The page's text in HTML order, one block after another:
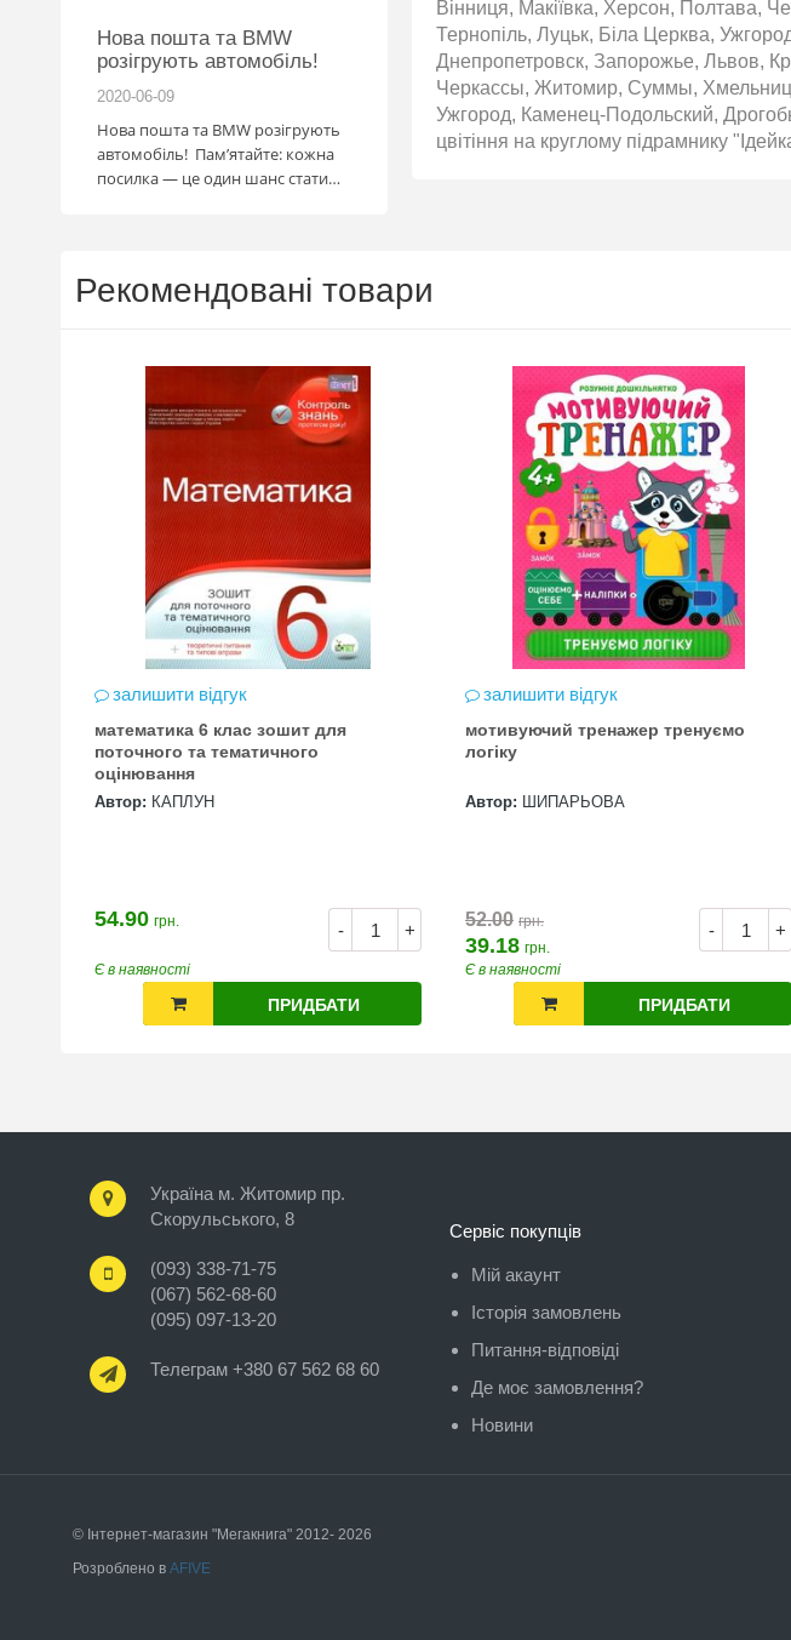
Нова пошта та BMW
розігрують автомобіль!
2020-06-09
Нова пошта та BMW розігрують
автомобіль! Пам’ятайте: кожна
посилка — це один шанс стати
участь в розіграші авто. Кожна
15 Реєстрація в акції за номером
акції: http://novaposhta.ua/win_bmw
Підготовка до НМТ 2026
2020-06-09
Готуйтеся до НМТ 2026 за
посібниками видавництва Ранок
2026-06-18
Вінниця, Макіївка, Херсон, Полтава,
Тернопіль, Луцьк, Біла Церква,
Днепропетровск, Запорожье, Львов,
Черкассы, Житомир, Суммы,
Ужгород, Каменец-Подольский,
цвітіння на круглому підрамнику
Рекомендовані товари
залишити відгук
математика 6 клас зошит для
поточного та тематичного
оцінювання
Автор: КАПЛУН
- +
54.90 грн.
Є в наявності
ПРИДБАТИ
залишити відгук
мотивуючий тренажер тренуємо
логіку
Автор: ШИПАРЬОВА
- +
52.00 грн.
39.18 грн.
Є в наявності
ПРИДБАТИ
Україна м. Житомир пр.
Скорульського, 8
(093) 338-71-75
(067) 562-68-60
(095) 097-13-20
Телеграм +380 67 562 68 60
Сервіс покупців
Мій акаунт
Історія замовлень
Питання-відповіді
Де моє замовлення?
Новини
© Інтернет-магазин "Мегакнига" 2012- 2026
Розроблено в AFIVE